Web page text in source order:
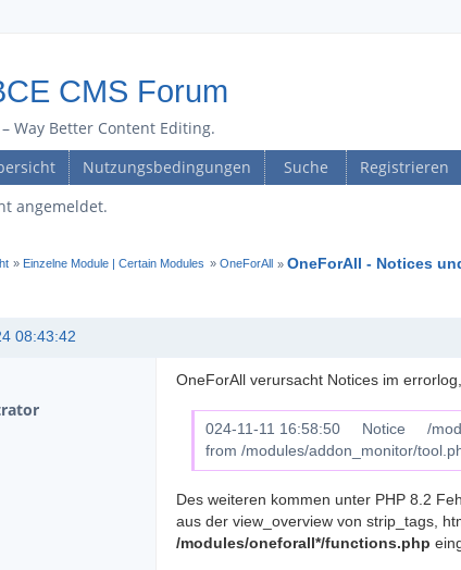
CMS Forum
– Way Better Content Editing.
Nutzungsbedingungen Suche Registrieren
angemeldet.
» Einzelne Module | Certain Modules » OneForAll »OneForAll - Notices
08:43:42
OneForAll verursacht Notices im
024-11-11 16:58:50 Notice /
from /modules/addon_monitor/
Des weiteren kommen unter PHP 8.2
aus der view_overview von strip_tags,
/modules/oneforall*/functions.php